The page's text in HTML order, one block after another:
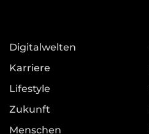
Digitalwelten
Karriere
Lifestyle
Zukunft
Menschen